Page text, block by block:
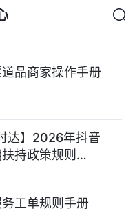
道品商家操作手册
达】2026年抖音
持政策规则
日下线】
工单规则手册